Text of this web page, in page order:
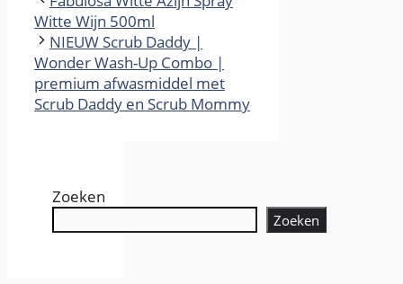
Witte Wijn 500ml
NIEUW Scrub Daddy |
Wonder Wash-Up Combo |
premium afwasmiddel met
Scrub Daddy en Scrub Mommy
Zoeken
Zoeken